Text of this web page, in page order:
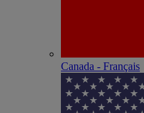
Canada - Français